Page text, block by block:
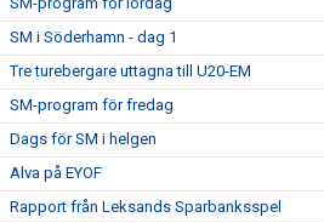
SM i Söderhamn - dag 1
Tre turebergare uttagna till U20-EM
SM-program för fredag
Dags för SM i helgen
Alva på EYOF
Rapport från Leksands Sparbanksspel